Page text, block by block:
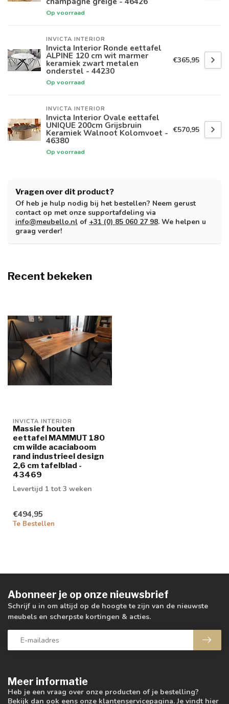
Op voorraad
INVICTA INTERIOR
Invicta Interior Ronde eettafel
ALPINE 120 cm wit marmer
keramiek zwart metalen
onderstel - 44230
Op voorraad
€365,95
INVICTA INTERIOR
Invicta Interior Ovale eettafel
UNIQUE 200cm Grijsbruin
Keramiek Walnoot Kolomvoet -
46380
Op voorraad
€570,95
Vragen over dit product?
Of heb je hulp nodig bij het bestellen? Neem gerust
contact op met onze supportafdeling via
info@meubello.nl of +31 (0) 85 060 27 98. We helpen u
graag verder!
Recent bekeken
INVICTA INTERIOR
Massief houten
eettafel MAMMUT 180
cm wilde acaciaboom
rand industrieel design
2,6 cm tafelblad -
43469
Levertijd 1 tot 3 weken
€494,95
Te Bestellen
Meer informatie
Heb je een vraag over onze producten of je bestelling?
Bekijk dan ook eens onze klantenservicepagina. Je vindt hier
Abonneer je op onze nieuwsbrief
Schrijf u in om altijd op de hoogte te zijn van de nieuwste
meubels en scherpste kortingen & acties.